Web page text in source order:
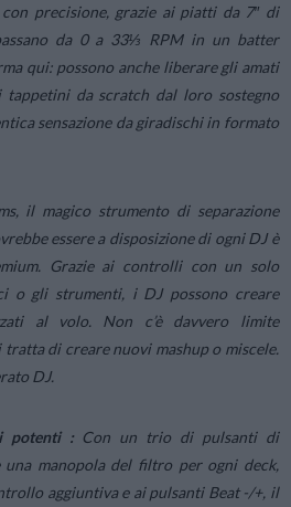
precisione, grazie ai piatti da 7″ di
da 0 a 33⅓ RPM in un batter
qui: possono anche liberare gli amati
da scratch dal loro sostegno
sensazione da giradischi in formato
il magico strumento di separazione
essere a disposizione di ogni DJ è
Grazie ai controlli con un solo
o gli strumenti, i DJ possono creare
al volo. Non c’è davvero limite
tratta di creare nuovi mashup o miscele.
DJ.
potenti : Con un trio di pulsanti di
una manopola del filtro per ogni deck,
aggiuntiva e ai pulsanti Beat -/+, il